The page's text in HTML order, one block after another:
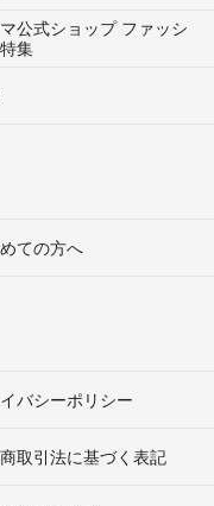
公式ショップ ファッシ
集
ての方へ
バシーポリシー
取引法に基づく表記